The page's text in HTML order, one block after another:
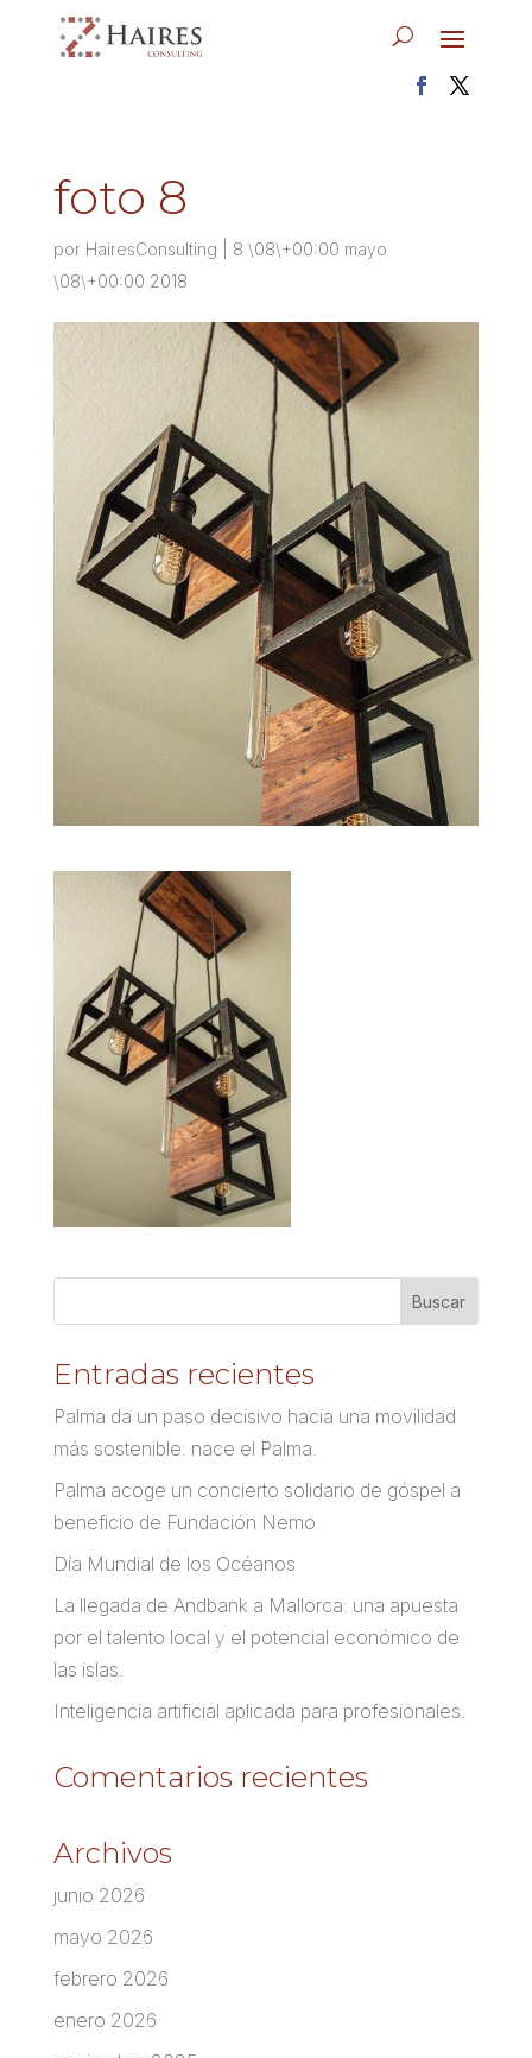
foto 8
por HairesConsulting
8 \08\+00:00 mayo
\08\+00:00 2018
Entradas recientes
Palma da un paso decisivo hacia una movilidad
más sostenible: nace el Palma.
Palma acoge un concierto solidario de góspel a
beneficio de Fundación Nemo
Día Mundial de los Océanos
La llegada de Andbank a Mallorca: una apuesta
por el talento local y el potencial económico de
las islas.
Inteligencia artificial aplicada para profesionales.
Comentarios recientes
Archivos
junio 2026
mayo 2026
febrero 2026
enero 2026